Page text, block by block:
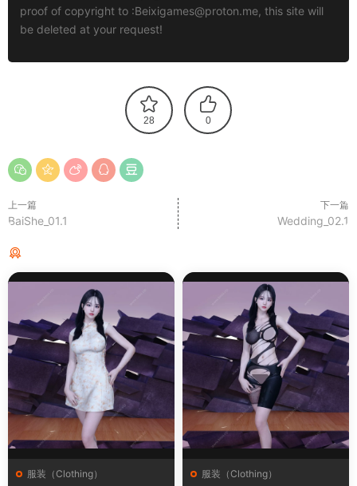
proof of copyright to :Beixigames@proton.me, this site will
be deleted at your request!
28 0
上一篇
BaiShe_01.1
下一篇
Wedding_02.1
服装（Clothing） 服装（Clothing）